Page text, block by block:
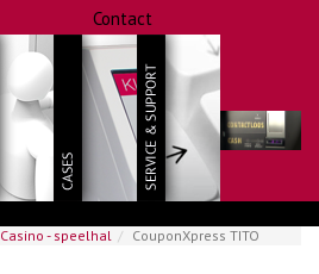
Contact
Casino - speelhal CouponXpress TITO